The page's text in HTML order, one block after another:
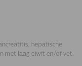
hepatische
met laag eiwit en/of vet.